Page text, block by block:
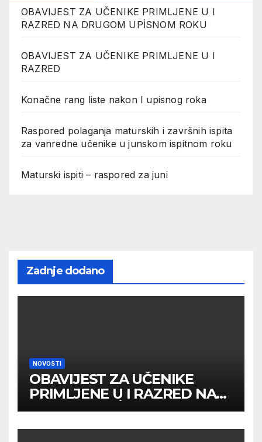
OBAVIJEST ZA UČENIKE PRIMLJENE U I
RAZRED NA DRUGOM UPİSNOM ROKU
OBAVIJEST ZA UČENIKE PRIMLJENE U I
RAZRED
Konačne rang liste nakon I upisnog roka
Raspored polaganja maturskih i završnih ispita
za vanredne učenike u junskom ispitnom roku
Maturski ispiti – raspored za juni
Zadnje dodano
NOVOSTI
OBAVIJEST ZA UČENIKE
PRIMLJENE U I RAZRED NA
DRUGOM UPİSNOM ROKU